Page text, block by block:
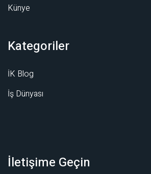
Künye
Kategoriler
İK Blog
İş Dünyası
İletişime Geçin